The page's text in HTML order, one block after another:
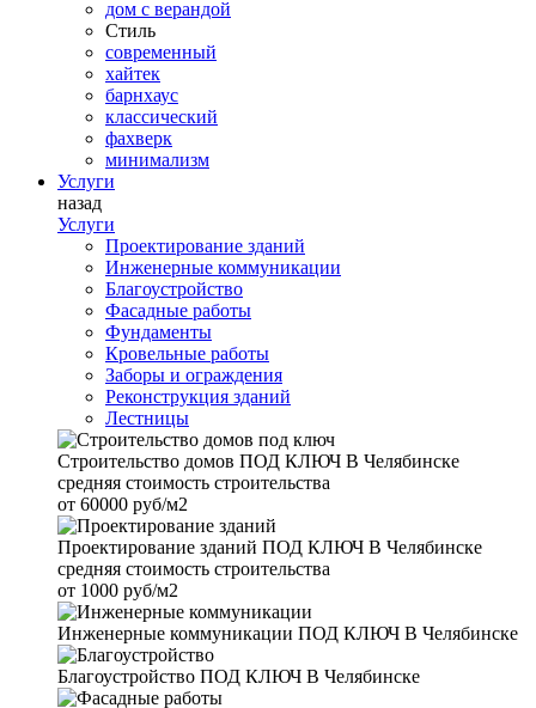
дом с верандой
Стиль
современный
хайтек
барнхаус
классический
фахверк
минимализм
Услуги
назад
Услуги
Проектирование зданий
Инженерные коммуникации
Благоустройство
Фасадные работы
Фундаменты
Кровельные работы
Заборы и ограждения
Реконструкция зданий
Лестницы
Строительство домов ПОД КЛЮЧ В Челябинске
средняя стоимость строительства
от 60000 руб/м2
Проектирование зданий ПОД КЛЮЧ В Челябинске
средняя стоимость строительства
от 1000 руб/м2
Инженерные коммуникации ПОД КЛЮЧ В Челябинске
Благоустройство ПОД КЛЮЧ В Челябинске